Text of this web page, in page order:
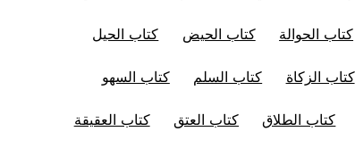
كتاب الحوالة كتاب الحيض كتاب الحيل
كتاب الزكاة كتاب السلم كتاب السهو
كتاب الطلاق كتاب العتق كتاب العقيقة